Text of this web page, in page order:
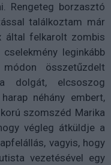
Rengeteg borzasztó
találkoztam már
által felkarolt zombis
leginkább
összetűzdelt
dolgát, elcsoszog
néhány embert,
szomszéd Marika
végleg átküldje a
vagyis, hogy
vezetésével egy